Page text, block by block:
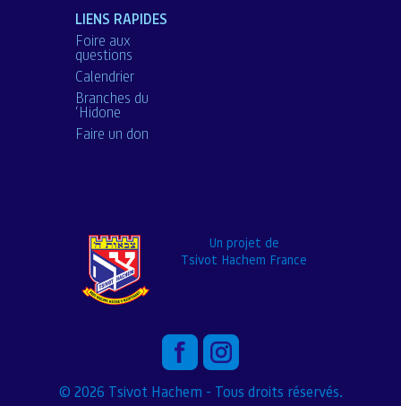
LIENS RAPIDES
Foire aux
questions
Calendrier
Branches du
‘Hidone
Faire un don
Un projet de
Tsivot Hachem France
© 2026 Tsivot Hachem - Tous droits réservés.